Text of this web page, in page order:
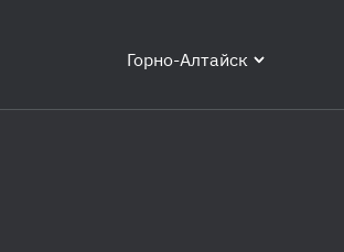
Горно-Алтайск